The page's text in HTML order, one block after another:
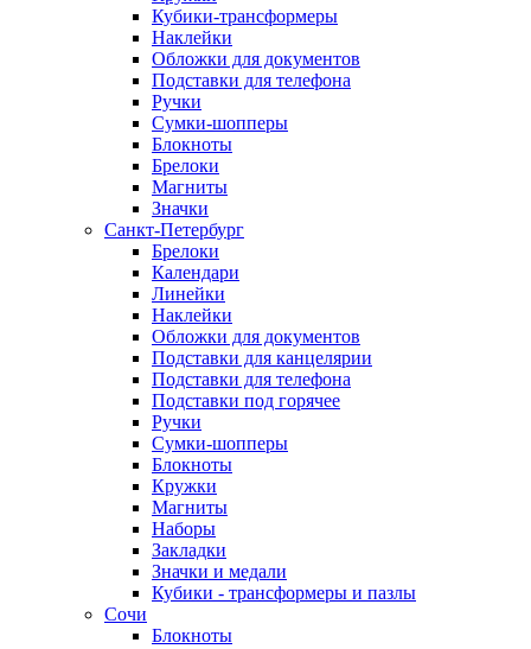
Кубики-трансформеры
Наклейки
Обложки для документов
Подставки для телефона
Ручки
Сумки-шопперы
Блокноты
Брелоки
Магниты
Значки
Санкт-Петербург
Брелоки
Календари
Линейки
Наклейки
Обложки для документов
Подставки для канцелярии
Подставки для телефона
Подставки под горячее
Ручки
Сумки-шопперы
Блокноты
Кружки
Магниты
Наборы
Закладки
Значки и медали
Кубики - трансформеры и пазлы
Сочи
Блокноты